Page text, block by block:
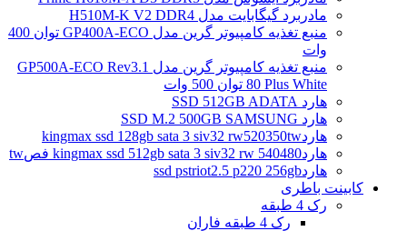
مادربرد گیگابایت مدل H510M-K V2 DDR4
منبع تغذیه کامپیوتر گرین مدل GP400A-ECO توان 400
وات
منبع تغذیه کامپیوتر گرین مدل GP500A-ECO Rev3.1
80 Plus White توان 500 وات
هارد SSD 512GB ADATA
هارد SSD M.2 500GB SAMSUNG
هاردkingmax ssd 128gb sata 3 siv32 rw520350tw
هاردkingmax ssd 512gb sata 3 siv32 rw 540480 فصtw
هاردssd pstriot2.5 p220 256gb
کابینت باطری
رک 4 طبقه
رک 4 طبقه فاران